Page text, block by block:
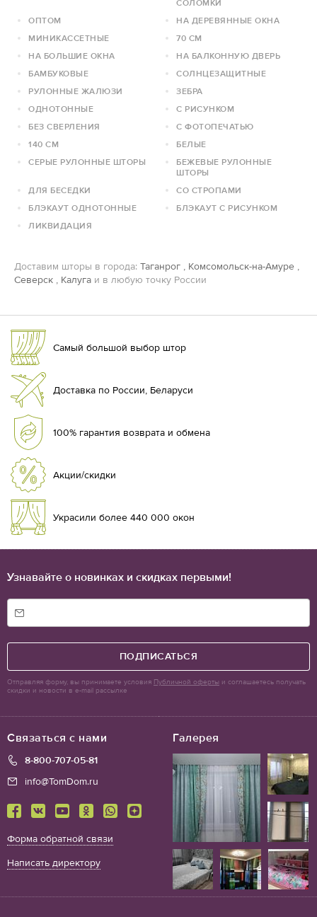
СОЛОМКИ
ОПТОМ
НА ДЕРЕВЯННЫЕ ОКНА
МИНИКАССЕТНЫЕ
70 СМ
НА БОЛЬШИЕ ОКНА
НА БАЛКОННУЮ ДВЕРЬ
БАМБУКОВЫЕ
СОЛНЦЕЗАЩИТНЫЕ
РУЛОННЫЕ ЖАЛЮЗИ
ЗЕБРА
ОДНОТОННЫЕ
С РИСУНКОМ
БЕЗ СВЕРЛЕНИЯ
С ФОТОПЕЧАТЬЮ
140 СМ
БЕЛЫЕ
СЕРЫЕ РУЛОННЫЕ ШТОРЫ
БЕЖЕВЫЕ РУЛОННЫЕ
ШТОРЫ
ДЛЯ БЕСЕДКИ
СО СТРОПАМИ
БЛЭКАУТ ОДНОТОННЫЕ
БЛЭКАУТ С РИСУНКОМ
ЛИКВИДАЦИЯ
Доставим шторы в города: Таганрог , Комсомольск-на-Амуре ,
Северск , Калуга и в любую точку России
Самый большой выбор штор
Доставка по России, Беларуси
100% гарантия возврата и обмена
Акции/скидки
Украсили более 440 000 окон
Галерея
Связаться с нами
8-800-707-05-81
info@TomDom.ru
Форма обратной связи
Написать директору
Узнавайте о новинках и скидках первыми!
ПОДПИСАТЬСЯ
Отправляя форму, вы принимаете условия Публичной оферты и соглашаетесь получать
скидки и новости в e-mail рассылке